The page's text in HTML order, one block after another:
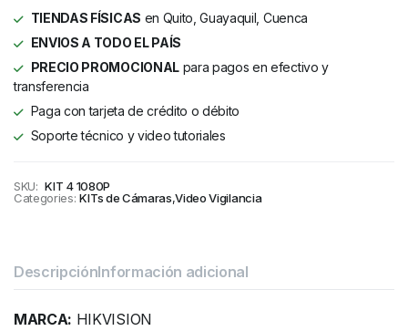
TIENDAS FÍSICAS en Quito, Guayaquil, Cuenca
ENVIOS A TODO EL PAÍS
PRECIO PROMOCIONALpara pagos en efectivo y
transferencia
Paga con tarjeta de crédito o débito
Soporte técnico y video tutoriales
SKU: KIT 4 1080P
Categories: KITs de Cámaras,Video Vigilancia
DescripciónInformación adicional
MARCA: HIKVISION